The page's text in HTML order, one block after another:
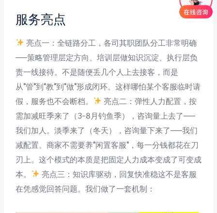
服务亮点
亮点一：全链路分工，各司其职团队分工非常明确
——策略管理层定方向、培训层做知识沉淀、执行层负
责一线接待。不是随便丢几个人上去接客，而是
从"管"到"教"到"做"形成闭环。这样哪怕某个客服临时请
假，服务也不会断档。
亮点二：弹性人力配置，按
需加减旺季来了（3-8月钓鱼季），咨询量上去了——
我们加人。淡季来了（冬天），咨询量下来了——我们
减配置。商家不需要养"闲置客服"，每一分钱都花在刀
刃上。这个模式的本质是把固定人力成本变成了可变成
本。
亮点三：知识库驱动，回复快准稳这不是客服
在凭感觉回答问题。我们做了一套机制：